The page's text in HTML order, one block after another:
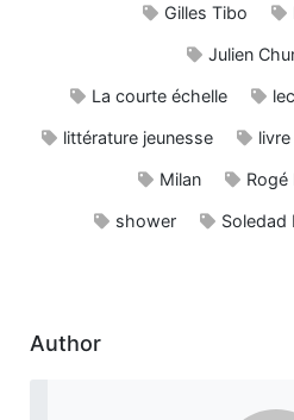
Gilles Tibo
Julien
La courte échelle
littérature jeunesse
Milan Rogé
shower Soledad
Author